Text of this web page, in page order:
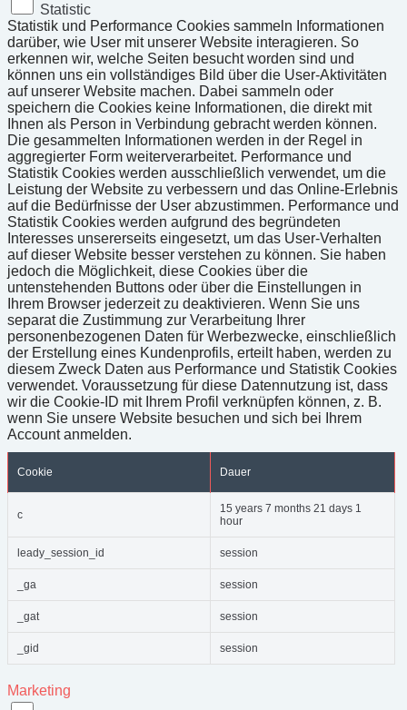
Statistic
Statistik und Performance Cookies sammeln Informationen
darüber, wie User mit unserer Website interagieren. So
erkennen wir, welche Seiten besucht worden sind und
können uns ein vollständiges Bild über die User-Aktivitäten
auf unserer Website machen. Dabei sammeln oder
speichern die Cookies keine Informationen, die direkt mit
Ihnen als Person in Verbindung gebracht werden können.
Die gesammelten Informationen werden in der Regel in
aggregierter Form weiterverarbeitet. Performance und
Statistik Cookies werden ausschließlich verwendet, um die
Leistung der Website zu verbessern und das Online-Erlebnis
auf die Bedürfnisse der User abzustimmen. Performance und
Statistik Cookies werden aufgrund des begründeten
Interesses unsererseits eingesetzt, um das User-Verhalten
auf dieser Website besser verstehen zu können. Sie haben
jedoch die Möglichkeit, diese Cookies über die
untenstehenden Buttons oder über die Einstellungen in
Ihrem Browser jederzeit zu deaktivieren. Wenn Sie uns
separat die Zustimmung zur Verarbeitung Ihrer
personenbezogenen Daten für Werbezwecke, einschließlich
der Erstellung eines Kundenprofils, erteilt haben, werden zu
diesem Zweck Daten aus Performance und Statistik Cookies
verwendet. Voraussetzung für diese Datennutzung ist, dass
wir die Cookie-ID mit Ihrem Profil verknüpfen können, z. B.
wenn Sie unsere Website besuchen und sich bei Ihrem
Account anmelden.
Cookie Dauer
c
15 years 7 months 21 days 1
hour
leady_session_id session
_ga session
_gat session
_gid session
Marketing